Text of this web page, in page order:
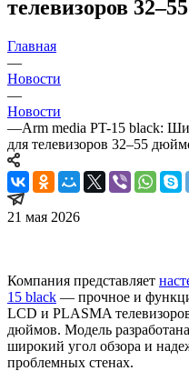
телевизоров
Главная
—
Новости
—
Новости
—Arm media PT-15 black:
для телевизоров 32–55
21 мая 2026
Компания представляет
15 black — прочное и
LCD и PLASMA
дюймов. Модель
широкий угол обзора и
проблемных стенах.